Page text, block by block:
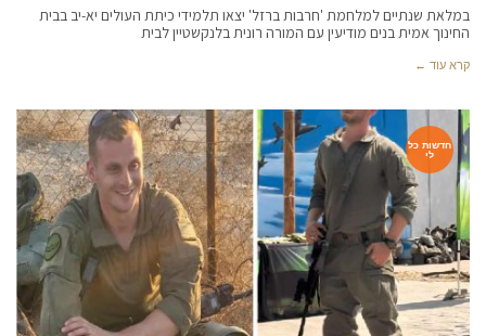
במלאת שנתיים למלחמת 'חרבות ברזל' יצאו תלמידי כיתת העולים יא-יב בבית
החינוך אמית בנים מודיעין עם המורה רונית בלנקשטיין לבית
קרא עוד ←
חדשות כל
לי